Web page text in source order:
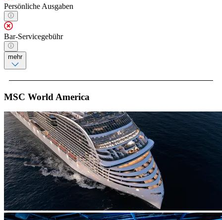
Persönliche Ausgaben
Bar-Servicegebühr
mehr
MSC World America